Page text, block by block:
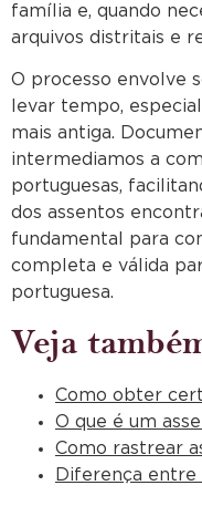
família e, quando
arquivos distritais e
O processo envolve
levar tempo,
mais antiga.
intermediamos a
portuguesas,
dos assentos
fundamental para
completa e válida
portuguesa.
Veja
Como obter
O que é um
Como rastrear
Diferença entre